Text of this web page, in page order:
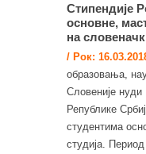
Стипендије
основне,
на
/ Рок:
образовања,
Словеније нуди
Републике
студентима
студија.